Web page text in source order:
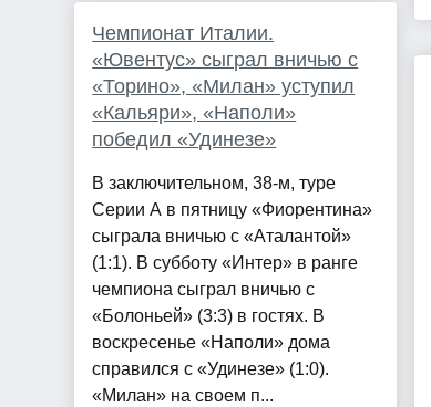
Чемпионат Италии.
«Ювентус» сыграл вничью с
«Торино», «Милан» уступил
«Кальяри», «Наполи»
победил «Удинезе»
В заключительном, 38-м, туре
Серии А в пятницу «Фиорентина»
сыграла вничью с «Аталантой»
(1:1). В субботу «Интер» в ранге
чемпиона сыграл вничью с
«Болоньей» (3:3) в гостях. В
воскресенье «Наполи» дома
справился с «Удинезе» (1:0).
«Милан» на своем п...